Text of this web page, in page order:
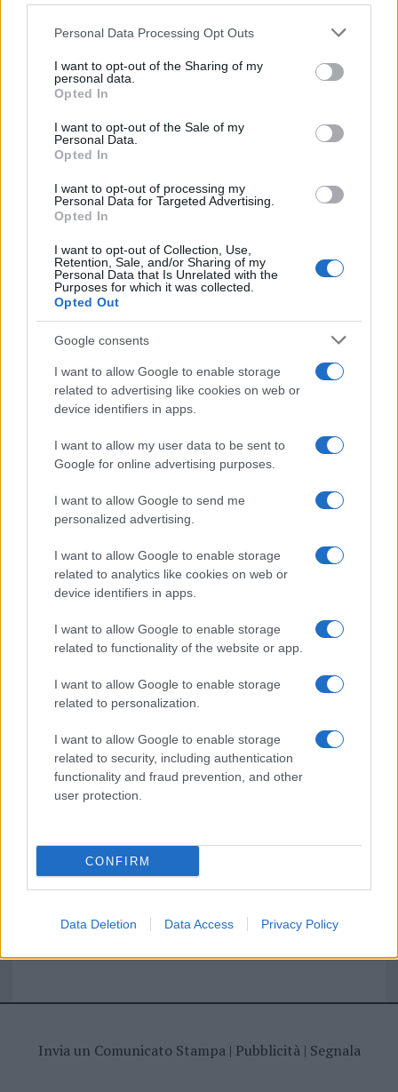
Please note that this website/app uses one or more Google
not limited to your visit or usage behaviour. You may click to
grant or deny consent to Google and its third-party tags to
use your data for below specified purposes in below Google
consent section.
Personal Data Processing Opt Outs
I want to opt-out of the Sharing of my
personal data.
Opted In
I want to opt-out of the Sale of my
Personal Data.
Opted In
I want to opt-out of processing my
Personal Data for Targeted Advertising.
Opted In
I want to opt-out of Collection, Use,
Retention, Sale, and/or Sharing of my
Personal Data that Is Unrelated with the
Purposes for which it was collected.
Opted Out
Google consents
I want to allow Google to enable storage
related to advertising like cookies on web or
device identifiers in apps.
I want to allow my user data to be sent to
Google for online advertising purposes.
I want to allow Google to send me
personalized advertising.
I want to allow Google to enable storage
related to analytics like cookies on web or
device identifiers in apps.
I want to allow Google to enable storage
related to functionality of the website or app.
I want to allow Google to enable storage
related to personalization.
I want to allow Google to enable storage
related to security, including authentication
functionality and fraud prevention, and other
user protection.
CONFIRM
Data Deletion Data Access Privacy Policy
l’inaugurazione
Andrea Mura conquista Palau: grande
partecipazione per il suo racconto
Calangianus, allarme sul centro accoglienza
minori, Albieri: “Episodi gravissimi”
NECROLOGIE
Mario Malu
Paolo Pinna
Martina Agostina Diturco
I nostri cari
Giovannimaria Cabras
Invia un Comunicato Stampa| Pubblicità| Segnala